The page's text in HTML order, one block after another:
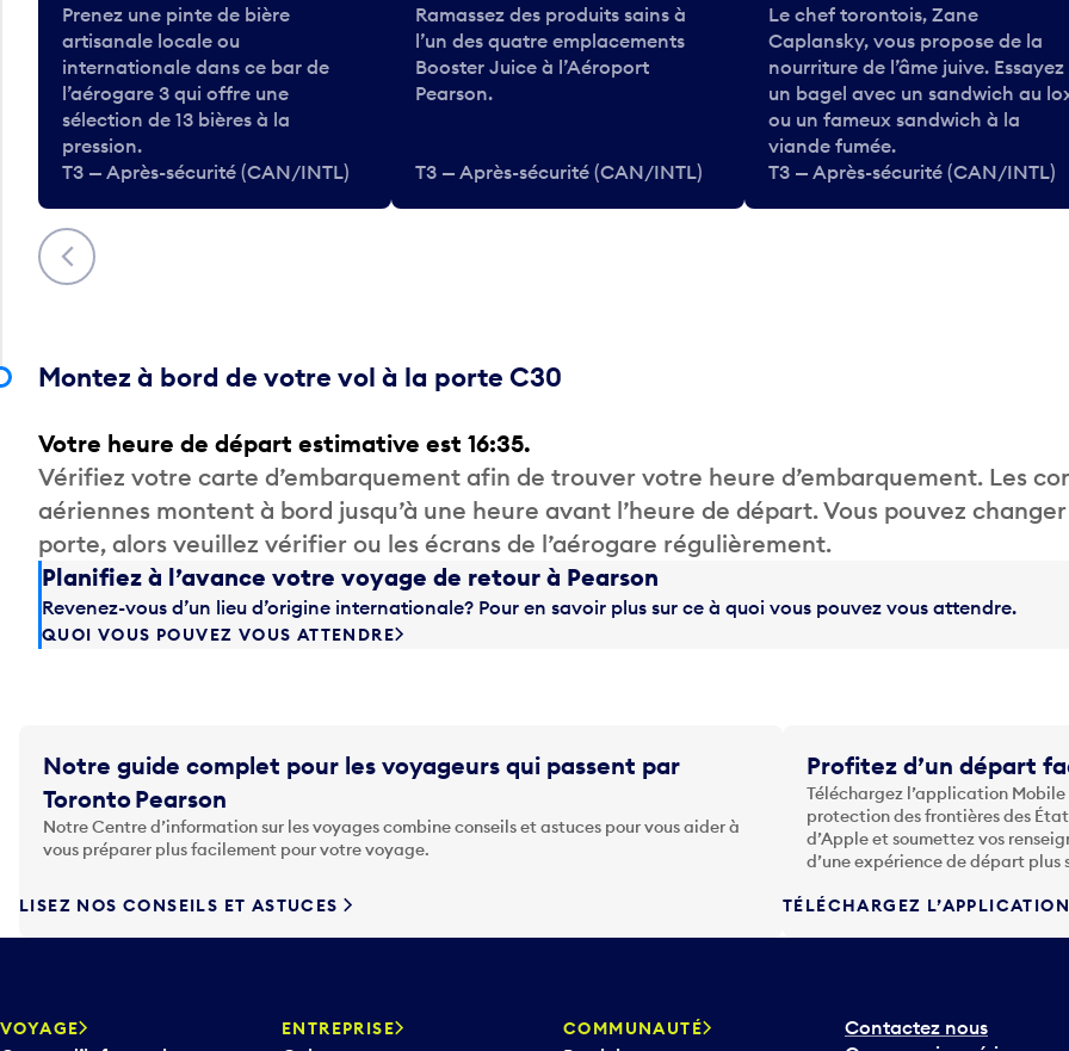
Précédent
Prenez une pinte de bière
artisanale locale ou
internationale dans ce bar de
l’aérogare 3 qui offre une
sélection de 13 bières à la
pression.
T3 — Après-sécurité (CAN/INTL)
Ramassez des produits sains à
l’un des quatre emplacements
Booster Juice à l’Aéroport
Pearson.
T3 — Après-sécurité (CAN/INTL)
Le chef torontois, Zane
Caplansky, vous propose de la
nourriture de l’âme juive. Essayez
un bagel avec un sandwich au
ou un fameux sandwich à la
viande fumée.
T3 — Après-sécurité (CAN/INTL)
Montez à bord de votre vol à la porte C30
Votre heure de départ estimative est 16:35.
Vérifiez votre carte d’embarquement afin de trouver votre heure d’embarquement. Les
aériennes montent à bord jusqu’à une heure avant l’heure de départ. Vous pouvez
porte, alors veuillez vérifier ou les écrans de l’aérogare régulièrement.
Planifiez à l’avance votre voyage de retour à Pearson
Revenez-vous d’un lieu d’origine internationale? Pour en savoir plus sur ce à quoi vous pouvez vous attendre.
QUOI VOUS POUVEZ VOUS ATTENDRE
Notre guide complet pour les voyageurs qui passent par
Toronto Pearson
Notre Centre d’information sur les voyages combine conseils et astuces pour vous aider à
vous préparer plus facilement pour votre voyage.
LISEZ NOS CONSEILS ET ASTUCES
Profitez d’un départ
Téléchargez l’application
protection des frontières des
d’Apple et soumettez vos
d’une expérience de départ plus
TÉLÉCHARGEZ L’APPLICATION
VOYAGE ENTREPRISE COMMUNAUTÉ
Contactez nous